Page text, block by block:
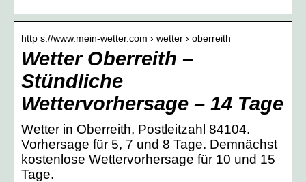
http s://www.mein-wetter.com › wetter › oberreith
Wetter Oberreith –
Stündliche
Wettervorhersage – 14 Tage
Wetter in Oberreith, Postleitzahl 84104.
Vorhersage für 5, 7 und 8 Tage. Demnächst
kostenlose Wettervorhersage für 10 und 15
Tage.